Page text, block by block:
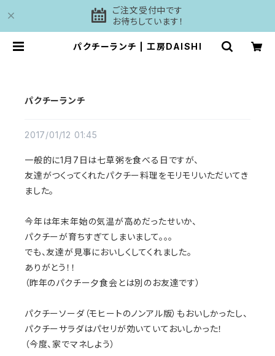
ご注文受付中です
お待ちしています！
パクチーランチ | 工房DAISHI
パクチーランチ
2017/01/12 01:45
一般的に1月7日は七草粥を食べる日ですが、
友達がつくってくれたパクチー料理をモリモリいただいてき
ました。
今年は年末年始の気温が高めだったせいか、
パクチーが育ちすぎてしまいまして。。。
でも、友達が見事においしくしてくれました。
ありがとう！！
（昨年のパクチー夕食会とは別のお友達です）
パクチーソーダ（モヒートのノンアル版）もおいしかったし、
パクチーサラダはパセリが効いていておいしかった！
（今度、家でマネしよう）